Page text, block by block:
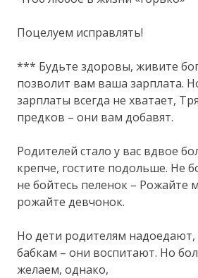
Поцелуем исправлять!
*** Будьте здоровы, живите
позволит вам ваша зарплата.
зарплаты всегда не хватает,
предков – они вам добавят.
Родителей стало у вас вдвое
крепче, гостите подольше. Не
не бойтесь пеленок – Рожайте
рожайте девчонок.
Но дети родителям надоедают,
бабкам – они воспитают. Но
желаем, однако,